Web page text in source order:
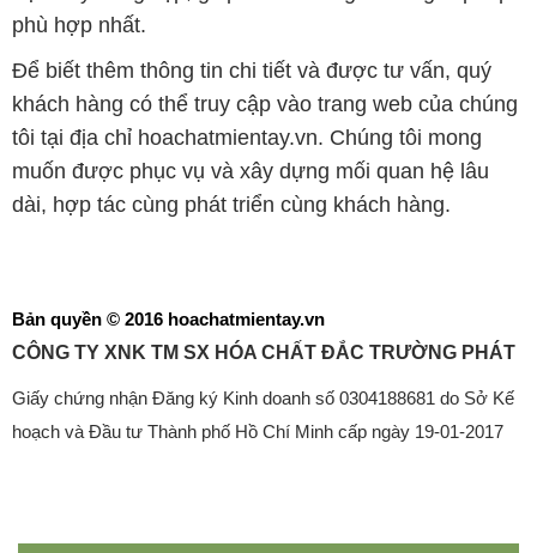
phù hợp nhất.
Để biết thêm thông tin chi tiết và được tư vấn, quý
khách hàng có thể truy cập vào trang web của chúng
tôi tại địa chỉ hoachatmientay.vn. Chúng tôi mong
muốn được phục vụ và xây dựng mối quan hệ lâu
dài, hợp tác cùng phát triển cùng khách hàng.
Bản quyền © 2016 hoachatmientay.vn
CÔNG TY XNK TM SX HÓA CHẤT ĐẮC TRƯỜNG PHÁT
Giấy chứng nhận Đăng ký Kinh doanh số 0304188681 do Sở Kế
hoạch và Đầu tư Thành phố Hồ Chí Minh cấp ngày 19-01-2017